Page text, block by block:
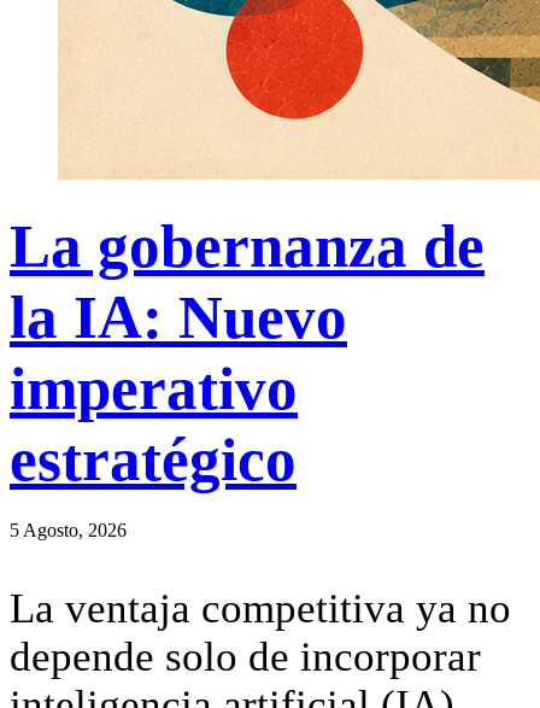
La gobernanza de
la IA: Nuevo
imperativo
estratégico
5 Agosto, 2026
La ventaja competitiva ya no
depende solo de incorporar